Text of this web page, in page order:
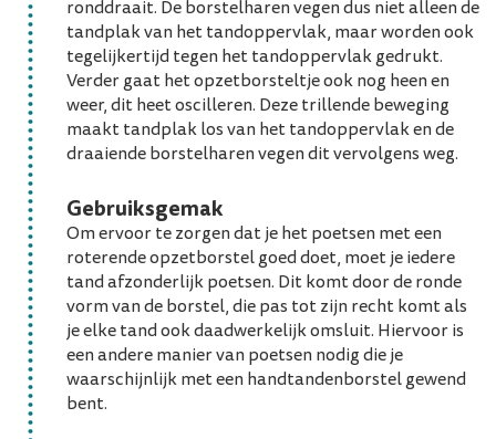
ronddraait. De borstelharen vegen dus niet alleen de
tandplak van het tandoppervlak, maar worden ook
tegelijkertijd tegen het tandoppervlak gedrukt.
Verder gaat het opzetborsteltje ook nog heen en
weer, dit heet oscilleren. Deze trillende beweging
maakt tandplak los van het tandoppervlak en de
draaiende borstelharen vegen dit vervolgens weg.
Gebruiksgemak
Om ervoor te zorgen dat je het poetsen met een
roterende opzetborstel goed doet, moet je iedere
tand afzonderlijk poetsen. Dit komt door de ronde
vorm van de borstel, die pas tot zijn recht komt als
je elke tand ook daadwerkelijk omsluit. Hiervoor is
een andere manier van poetsen nodig die je
waarschijnlijk met een handtandenborstel gewend
bent.